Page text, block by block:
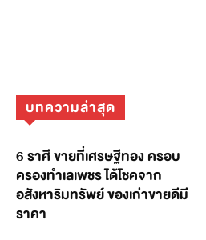
บทความล่าสุด
6 ราศี ขายที่เศรษฐีทอง ครอบ
ครองทำเลเพชร ได้โชคจาก
อสังหาริมทรัพย์ ของเก่าขายดีมี
ราคา